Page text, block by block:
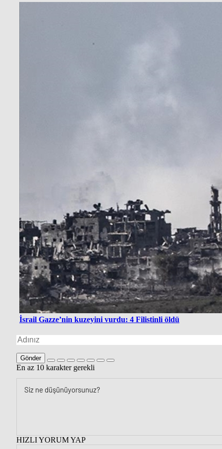
İsrail Gazze’nin kuzeyini vurdu: 4 Filistinli öldü
Gönder
En az 10 karakter gerekli
HIZLI YORUM YAP